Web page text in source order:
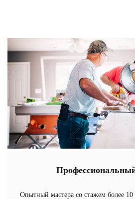
Опытный мастера со стажем более 10